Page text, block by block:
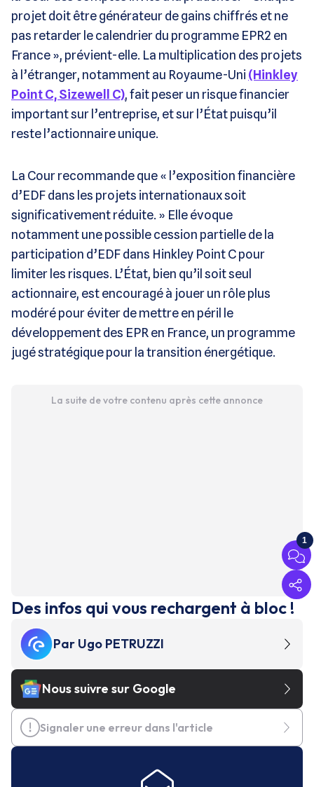
projet doit être générateur de gains chiffrés et ne
pas retarder le calendrier du programme EPR2 en
France », prévient-elle. La multiplication des projets
à l’étranger, notamment au Royaume-Uni (Hinkley
Point C, Sizewell C), fait peser un risque financier
important sur l’entreprise, et sur l’État puisqu’il
reste l’actionnaire unique​.
La Cour recommande que « l’exposition financière
d’EDF dans les projets internationaux soit
significativement réduite. » Elle évoque
notamment une possible cession partielle de la
participation d’EDF dans Hinkley Point C pour
limiter les risques. L’État, bien qu’il soit seul
actionnaire, est encouragé à jouer un rôle plus
modéré pour éviter de mettre en péril le
développement des EPR en France, un programme
jugé stratégique pour la transition énergétique​.
La suite de votre contenu après cette annonce
1
Des infos qui vous rechargent à bloc !
Par Ugo PETRUZZI
Nous suivre sur Google
Signaler une erreur dans l'article